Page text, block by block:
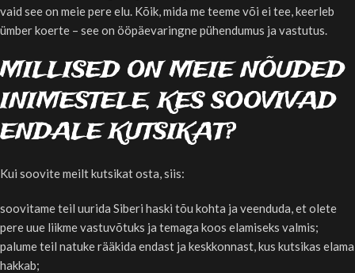
vaid see on meie pere elu. Kõik, mida me teeme või ei tee, keerleb
ümber koerte – see on ööpäevaringne pühendumus ja vastutus.
MILLISED ON MEIE NÕUDED
INIMESTELE, KES SOOVIVAD
ENDALE KUTSIKAT?
Kui soovite meilt kutsikat osta, siis:
soovitame teil uurida Siberi haski tõu kohta ja veenduda, et olete
pere uue liikme vastuvõtuks ja temaga koos elamiseks valmis;
palume teil natuke rääkida endast ja keskkonnast, kus kutsikas elama
hakkab;